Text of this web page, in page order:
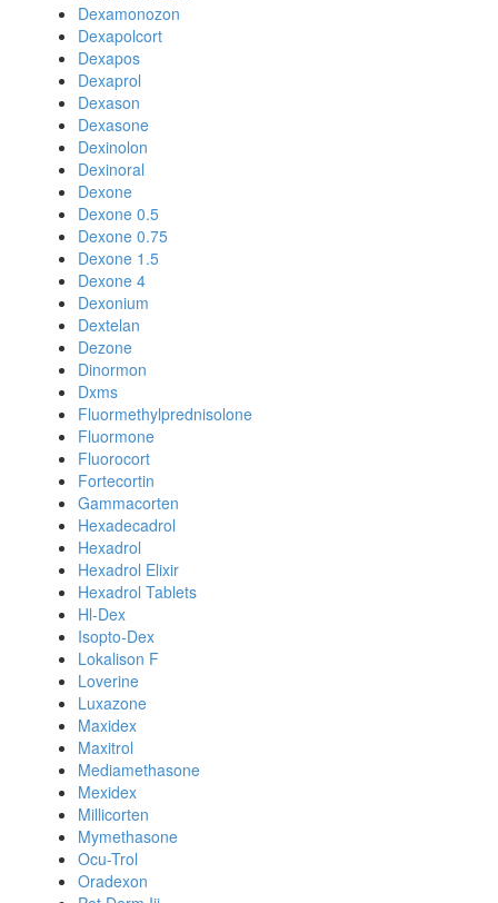
Dexamonozon
Dexapolcort
Dexapos
Dexaprol
Dexason
Dexasone
Dexinolon
Dexinoral
Dexone
Dexone 0.5
Dexone 0.75
Dexone 1.5
Dexone 4
Dexonium
Dextelan
Dezone
Dinormon
Dxms
Fluormethylprednisolone
Fluormone
Fluorocort
Fortecortin
Gammacorten
Hexadecadrol
Hexadrol
Hexadrol Elixir
Hexadrol Tablets
Hl-Dex
Isopto-Dex
Lokalison F
Loverine
Luxazone
Maxidex
Maxitrol
Mediamethasone
Mexidex
Millicorten
Mymethasone
Ocu-Trol
Oradexon